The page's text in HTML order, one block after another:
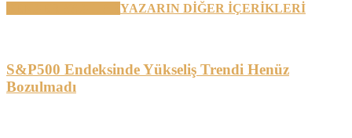
YAZARIN DİĞER İÇERİKLERİ
S&P500 Endeksinde Yükseliş Trendi Henüz
Bozulmadı